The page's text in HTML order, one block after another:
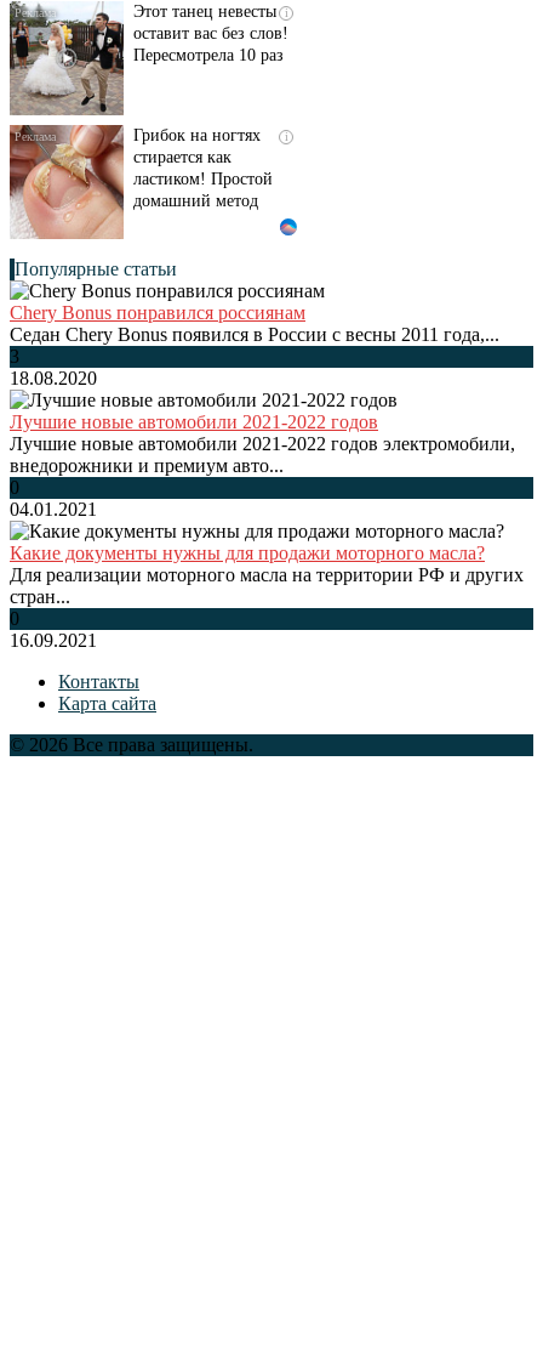
i
Этот танец невесты
оставит вас без слов!
Пересмотрела 10 раз
i
Грибок на ногтях
стирается как
ластиком! Простой
домашний метод
Популярные статьи
Chery Bonus понравился россиянам
Седан Chery Bonus появился в России с весны 2011 года,...
3
18.08.2020
Лучшие новые автомобили 2021-2022 годов
Лучшие новые автомобили 2021-2022 годов электромобили,
внедорожники и премиум авто...
0
04.01.2021
Какие документы нужны для продажи моторного масла?
Для реализации моторного масла на территории РФ и других
стран...
0
16.09.2021
Контакты
Карта сайта
© 2026 Все права защищены.